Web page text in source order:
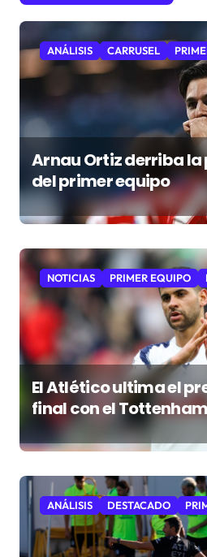
ANÁLISIS CARRUSEL
Arnau Ortiz derriba
del primer equipo
NOTICIAS PRIMER EQUIPO
El Atlético ultima el
final con el
cerrar al “Cuti” Romero
ANÁLISIS DESTACADO